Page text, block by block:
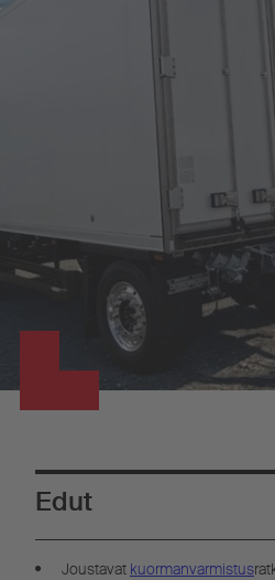
Edut
Joustavat kuormanvarmistus